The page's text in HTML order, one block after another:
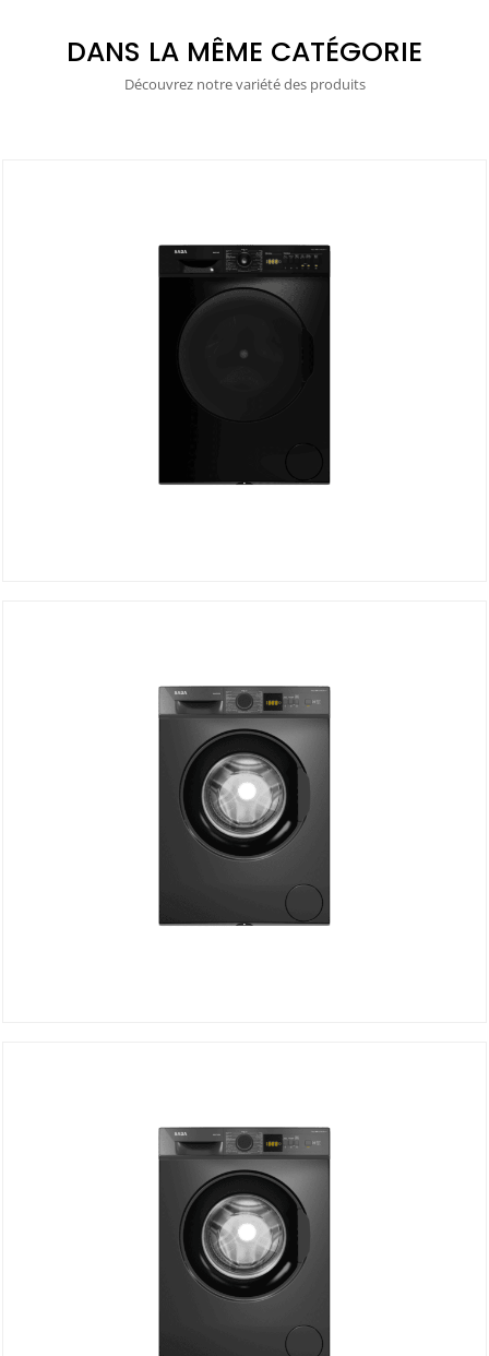
DANS LA MÊME CATÉGORIE
Découvrez notre variété des produits